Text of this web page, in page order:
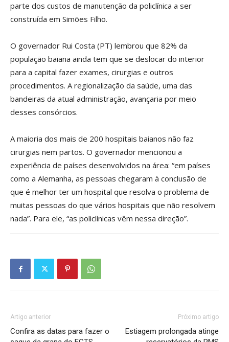
parte dos custos de manutenção da policlínica a ser
construída em Simões Filho.
O governador Rui Costa (PT) lembrou que 82% da
população baiana ainda tem que se deslocar do interior
para a capital fazer exames, cirurgias e outros
procedimentos. A regionalização da saúde, uma das
bandeiras da atual administração, avançaria por meio
desses consórcios.
A maioria dos mais de 200 hospitais baianos não faz
cirurgias nem partos. O governador mencionou a
experiência de países desenvolvidos na área: “em países
como a Alemanha, as pessoas chegaram à conclusão de
que é melhor ter um hospital que resolva o problema de
muitas pessoas do que vários hospitais que não resolvem
nada”. Para ele, “as policlínicas vêm nessa direção”.
Artigo anterior
Confira as datas para fazer o
Próximo artigo
Estiagem prolongada atinge